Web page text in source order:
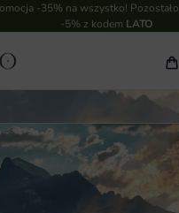
-35% na wszystko! Pozostało
-5% z kodem LATO